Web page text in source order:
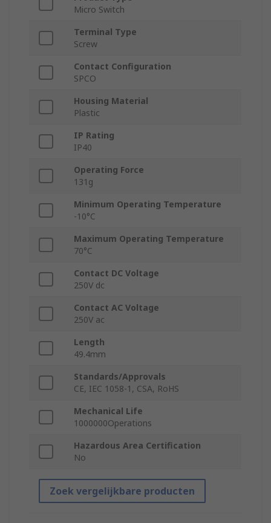
Micro Switch
Terminal Type
Screw
Contact Configuration
SPCO
Housing Material
Plastic
IP Rating
IP40
Operating Force
131g
Minimum Operating Temperature
-10°C
Maximum Operating Temperature
70°C
Contact DC Voltage
250V dc
Contact AC Voltage
250V ac
Length
49.4mm
Standards/Approvals
CE, IEC 1058-1, CSA, RoHS
Mechanical Life
1000000Operations
Hazardous Area Certification
No
Zoek vergelijkbare producten